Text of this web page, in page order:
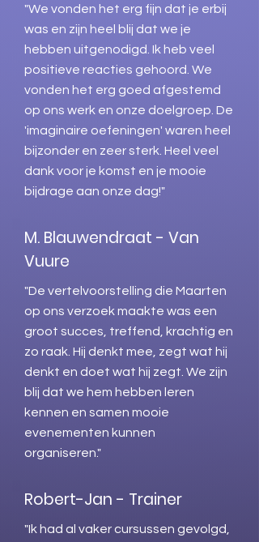
"We vonden het erg fijn dat je erbij
was en zijn heel blij dat we je
hebben uitgenodigd. Ik heb veel
positieve reacties gehoord. We
vonden het erg goed afgestemd
op ons werk en onze doelgroep. De
'imaginaire oefeningen' waren heel
bijzonder en zeer sterk. Heel veel
dank voor je komst en je mooie
bijdrage aan onze dag!"
M. Blauwendraat - Van
Vuure
"De vertelvoorstelling die Maarten
op ons verzoek maakte was een
groot succes, treffend, krachtig en
zo raak. Hij denkt mee, zegt wat hij
denkt en doet wat hij zegt. We zijn
blij dat we hem hebben leren
kennen en samen mooie
evenementen kunnen
organiseren."
Robert-Jan - Trainer
"Ik had al vaker cursussen gevolgd,